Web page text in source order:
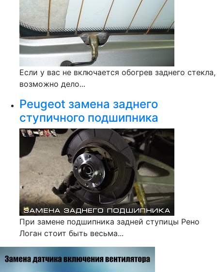
Если у вас не включается обогрев заднего стекла,
возможно дело...
Peugeot замена заднего
ступичного подшипника
При замене подшипника задней ступицы Рено
Логан стоит быть весьма...